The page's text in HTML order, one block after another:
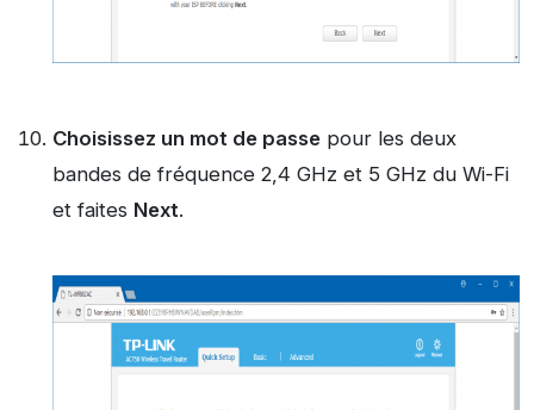
Choisissez un mot de passe pour les deux
bandes de fréquence 2,4 GHz et 5 GHz du Wi-Fi
et faites Next.